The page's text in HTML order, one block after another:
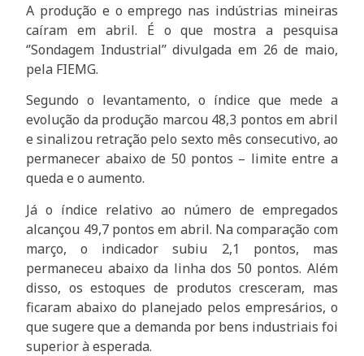
A produção e o emprego nas indústrias mineiras
caíram em abril. É o que mostra a pesquisa
‘’Sondagem Industrial’’ divulgada em 26 de maio,
pela FIEMG.
Segundo o levantamento, o índice que mede a
evolução da produção marcou 48,3 pontos em abril
e sinalizou retração pelo sexto mês consecutivo, ao
permanecer abaixo de 50 pontos – limite entre a
queda e o aumento.
Já o índice relativo ao número de empregados
alcançou 49,7 pontos em abril. Na comparação com
março, o indicador subiu 2,1 pontos, mas
permaneceu abaixo da linha dos 50 pontos. Além
disso, os estoques de produtos cresceram, mas
ficaram abaixo do planejado pelos empresários, o
que sugere que a demanda por bens industriais foi
superior à esperada.